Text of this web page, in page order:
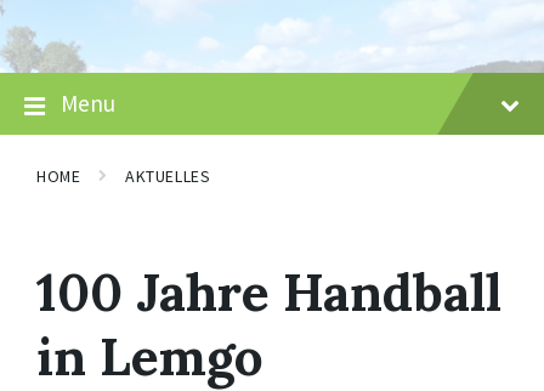
Skip
to
content
Skip
to
main
navigation
Skip
to
footer
Menu
HOME AKTUELLES
100 Jahre Handball
in Lemgo